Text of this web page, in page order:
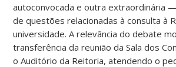
autoconvocada e outra extraordinária
de questões relacionadas à consulta à
universidade. A relevância do debate
transferência da reunião da Sala dos
o Auditório da Reitoria, atendendo o